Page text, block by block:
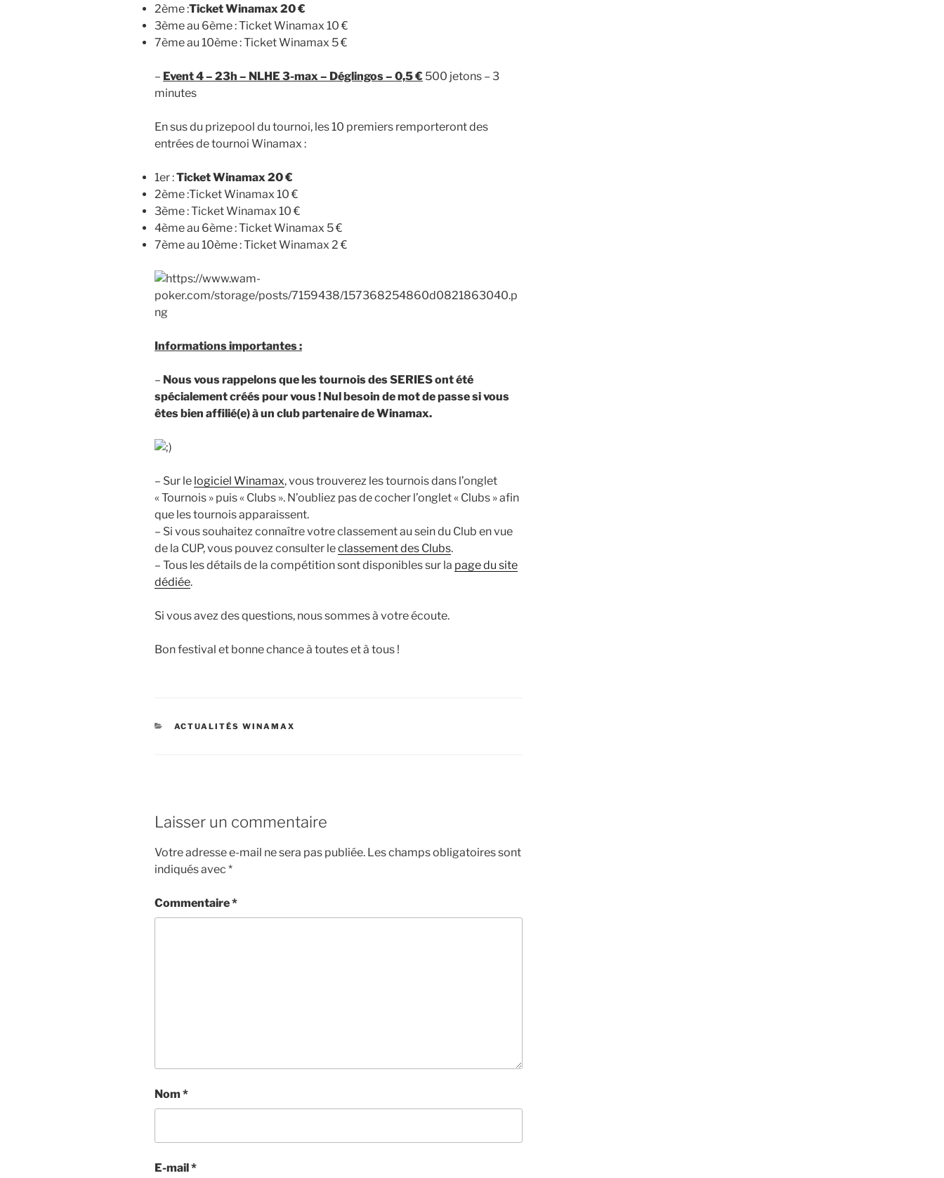
2ème :Ticket Winamax 20 €
3ème au 6ème : Ticket Winamax 10 €
7ème au 10ème : Ticket Winamax 5 €
– Event 4 – 23h – NLHE 3-max – Déglingos – 0,5 € 500 jetons – 3
minutes
En sus du prizepool du tournoi, les 10 premiers remporteront des
entrées de tournoi Winamax :
1er :Ticket Winamax 20 €
2ème :Ticket Winamax 10 €
3ème : Ticket Winamax 10 €
4ème au 6ème : Ticket Winamax 5 €
7ème au 10ème : Ticket Winamax 2 €
Informations importantes :
– Nous vous rappelons que les tournois des SERIES ont été
spécialement créés pour vous ! Nul besoin de mot de passe si vous
êtes bien affilié(e) à un club partenaire de Winamax.
– Sur le logiciel Winamax, vous trouverez les tournois dans l’onglet
« Tournois » puis « Clubs ». N’oubliez pas de cocher l’onglet « Clubs » afin
que les tournois apparaissent.
– Si vous souhaitez connaître votre classement au sein du Club en vue
de la CUP, vous pouvez consulter leclassement des Clubs.
– Tous les détails de la compétition sont disponibles sur la page du site
dédiée.
Si vous avez des questions, nous sommes à votre écoute.
Bon festival et bonne chance à toutes et à tous !
CATÉGORIES
ACTUALITÉS WINAMAX
Laisser un commentaire
Votre adresse e-mail ne sera pas publiée. Les champs obligatoires sont
indiqués avec *
Commentaire*
Nom *
E-mail*